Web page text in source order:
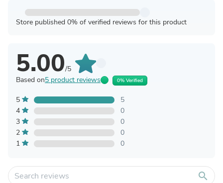
Store published 0% of verified reviews for this product
5.00/5
Based on5 product reviews 0% Verified
5
5
4
0
3
0
2
0
1
0
search